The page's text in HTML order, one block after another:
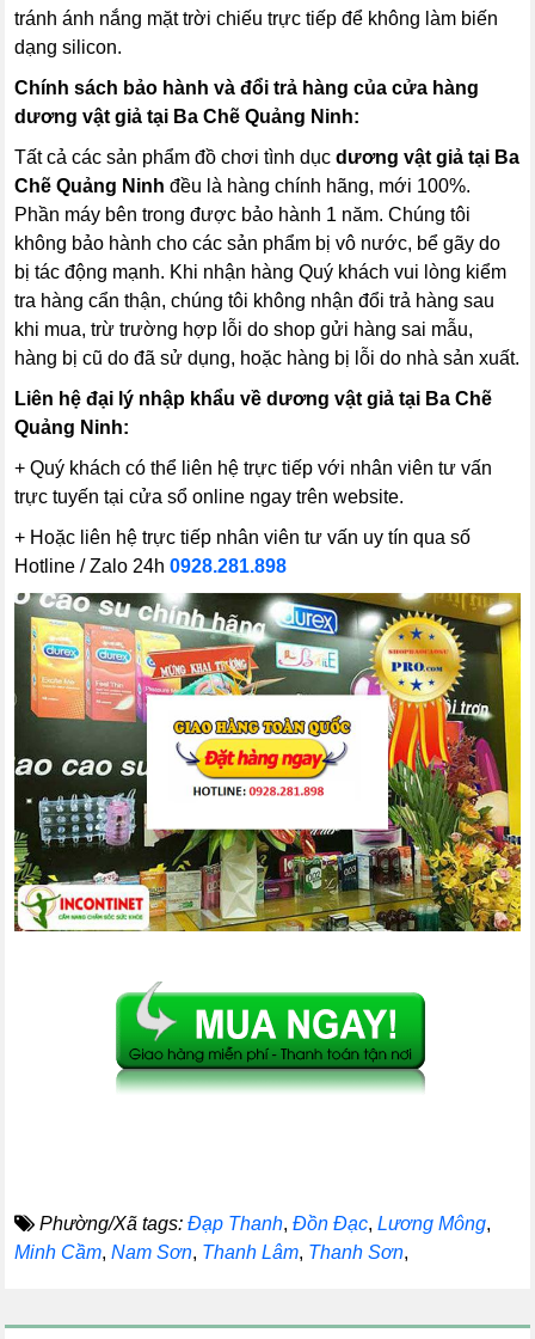
tránh ánh nắng mặt trời chiếu trực tiếp để không làm biến
dạng silicon.
Chính sách bảo hành và đổi trả hàng của cửa hàng
dương vật giả tại Ba Chẽ Quảng Ninh:
Tất cả các sản phẩm đồ chơi tình dụcdương vật giả tại Ba
Chẽ Quảng Ninh đều là hàng chính hãng, mới 100%.
Phần máy bên trong được bảo hành 1 năm. Chúng tôi
không bảo hành cho các sản phẩm bị vô nước, bể gãy do
bị tác động mạnh. Khi nhận hàng Quý khách vui lòng kiểm
tra hàng cẩn thận, chúng tôi không nhận đổi trả hàng sau
khi mua, trừ trường hợp lỗi do shop gửi hàng sai mẫu,
hàng bị cũ do đã sử dụng, hoặc hàng bị lỗi do nhà sản xuất.
Liên hệ đại lý nhập khẩu về dương vật giả tại Ba Chẽ
Quảng Ninh:
+ Quý khách có thể liên hệ trực tiếp với nhân viên tư vấn
trực tuyến tại cửa sổ online ngay trên website.
+ Hoặc liên hệ trực tiếp nhân viên tư vấn uy tín qua số
Hotline / Zalo 24h0928.281.898
Phường/Xã tags: Đạp Thanh,Đồn Đạc,Lương Mông,
Minh Cầm,Nam Sơn, Thanh Lâm, Thanh Sơn,